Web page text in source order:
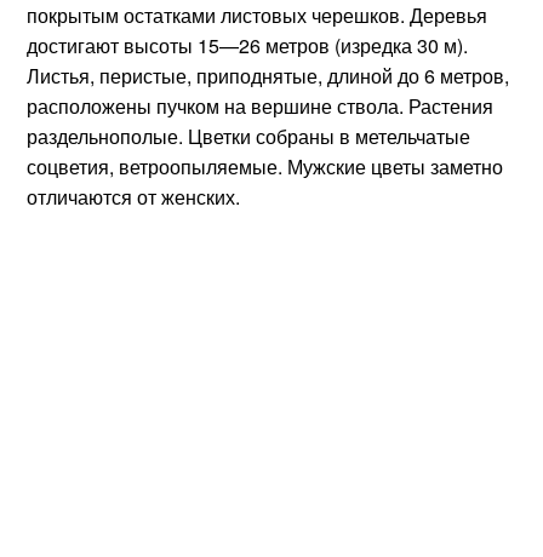
покрытым остатками листовых черешков. Деревья
достигают высоты 15—26 метров (изредка 30 м).
Листья, перистые, приподнятые, длиной до 6 метров,
расположены пучком на вершине ствола. Растения
раздельнополые. Цветки собраны в метельчатые
соцветия, ветроопыляемые. Мужские цветы заметно
отличаются от женских.